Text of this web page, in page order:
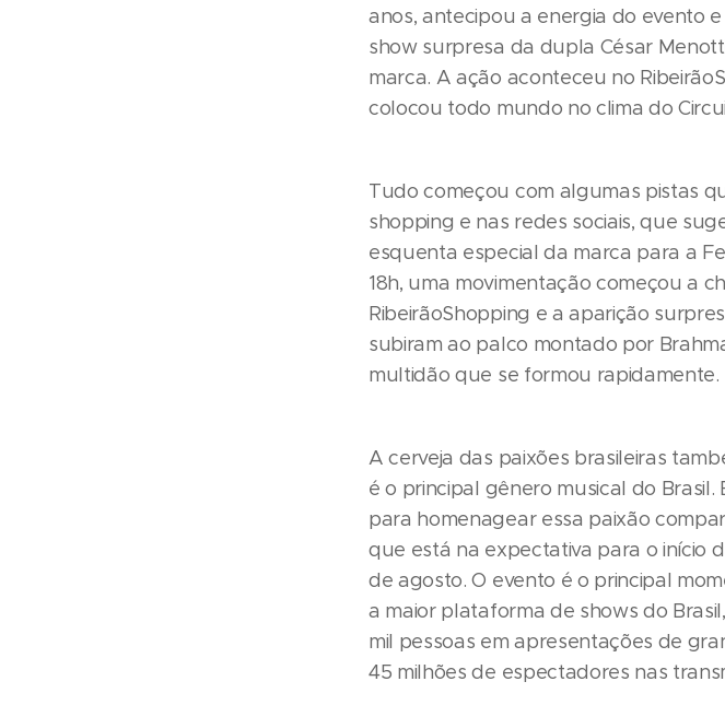
anos, antecipou a energia do evento
show surpresa da dupla César
marca. A ação aconteceu no
colocou todo mundo no clima do
Tudo começou com algumas pistas
shopping e nas redes sociais, que
esquenta especial da marca para a
18h, uma movimentação começou a
RibeirãoShopping e a aparição
subiram ao palco montado por
multidão que se formou rapidamente.
A cerveja das paixões brasileiras
é o principal gênero musical do
para homenagear essa paixão
que está na expectativa para o início
de agosto. O evento é o principal
a maior plataforma de shows do
mil pessoas em apresentações de
45 milhões de espectadores nas